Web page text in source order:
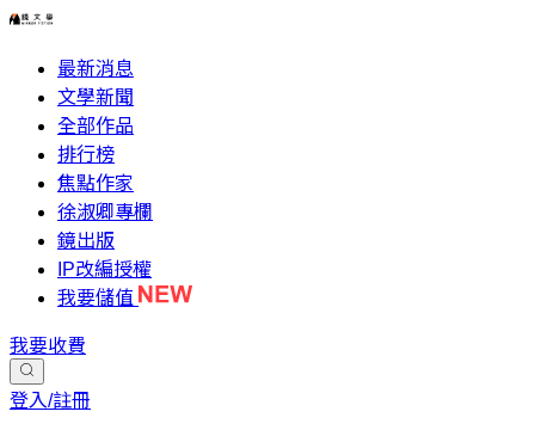
最新消息
文學新聞
全部作品
排行榜
焦點作家
徐淑卿專欄
鏡出版
IP改編授權
我要儲值
我要收費
登入/註冊